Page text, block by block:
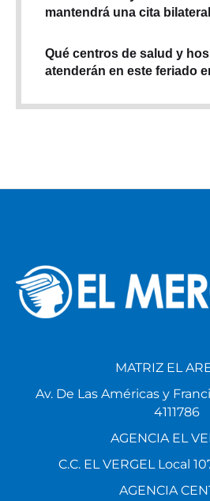
mantendrá una cita bilateral
Qué centros de salud y
atenderán en este feriado
MATRIZ EL
Av. De Las Américas y
4111786
AGENCIA EL
C.C. EL VERGEL Local
AGENCIA